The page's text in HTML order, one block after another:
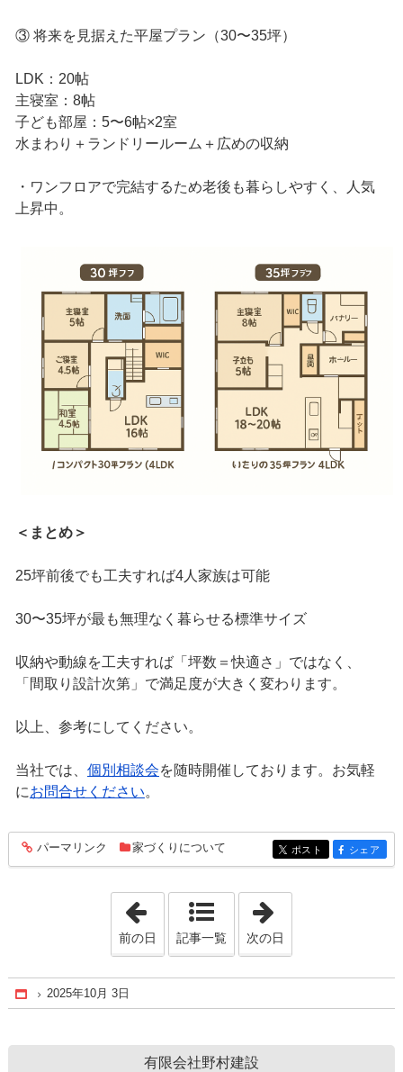
③ 将来を見据えた平屋プラン（30〜35坪）
LDK：20帖
主寝室：8帖
子ども部屋：5〜6帖×2室
水まわり＋ランドリールーム＋広めの収納
・ワンフロアで完結するため老後も暮らしやすく、人気
上昇中。
＜まとめ＞
25坪前後でも工夫すれば4人家族は可能
30〜35坪が最も無理なく暮らせる標準サイズ
収納や動線を工夫すれば「坪数＝快適さ」ではなく、
「間取り設計次第」で満足度が大きく変わります。
以上、参考にしてください。
当社では、 個別相談会を随時開催しております。お気軽
にお問合せください。
entry282
パーマリンク 家づくりについて entry282
ポスト entry282
シェア
「2025年9月26日」
前の日 記事一覧 次の日
Home
2025年10月 3日
有限会社野村建設